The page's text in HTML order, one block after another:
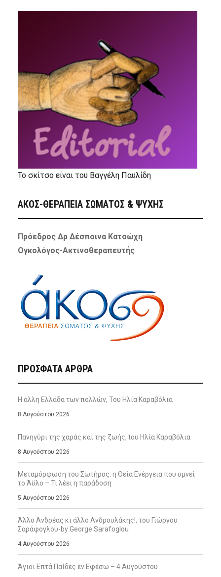
Το σκίτσο είναι του Βαγγέλη Παυλίδη
ΑΚΟΣ-ΘΕΡΑΠΕΙΑ ΣΩΜΑΤΟΣ & ΨΥΧΗΣ
Πρόεδρος Δρ Δέσποινα Κατσώχη
Ογκολόγος-Ακτινοθεραπευτής
ΠΡΌΣΦΑΤΑ ΆΡΘΡΑ
Η άλλη Ελλάδα των πολλών, Του Ηλία Καραβόλια
8 Αυγούστου 2026
Πανηγύρι της χαράς και της ζωής, tου Ηλία Καραβόλια
8 Αυγούστου 2026
Μεταμόρφωση του Σωτήρος: η Θεία Ενέργεια που υμνεί
το Άϋλο – Τι λέει η παράδοση
5 Αυγούστου 2026
Άλλο Ανδρέας κι άλλο Ανδρουλάκης!, του Γιώργου
Σαράφογλου-by George Sarafoglou
4 Αυγούστου 2026
Άγιοι Επτά Παίδες εν Εφέσω – 4 Αυγούστου